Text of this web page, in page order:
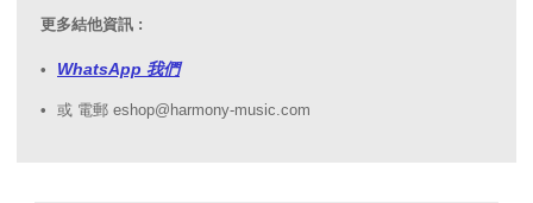
更多結他資訊 :
WhatsApp 我們
或 電郵 eshop@harmony-music.com